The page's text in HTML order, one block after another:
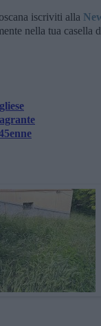
iscriviti alla
nella tua casella